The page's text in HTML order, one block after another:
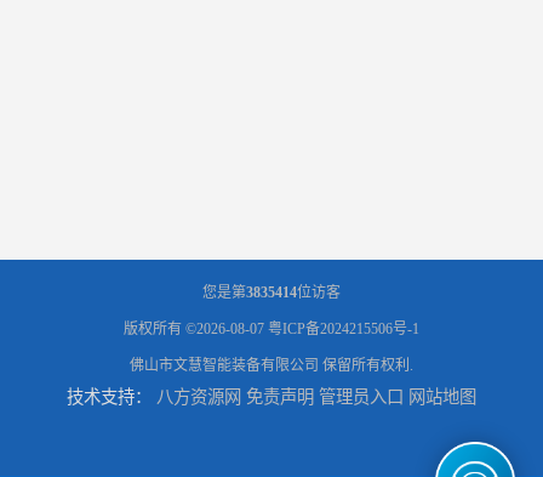
您是第3835414位访客
版权所有 ©2026-08-07 粤ICP备2024215506号-1
佛山市文慧智能装备有限公司 保留所有权利.
技术支持： 八方资源网 免责声明 管理员入口 网站地图